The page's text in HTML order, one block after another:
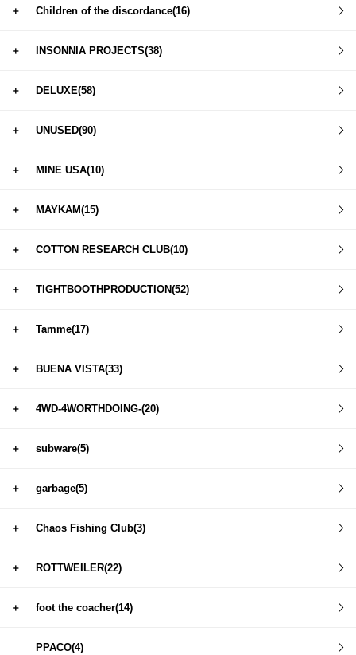
＋ Children of the discordance(16)
＋ INSONNIA PROJECTS(38)
＋ DELUXE(58)
＋ UNUSED(90)
＋ MINE USA(10)
＋ MAYKAM(15)
＋ COTTON RESEARCH CLUB(10)
＋ TIGHTBOOTHPRODUCTION(52)
＋ Tamme(17)
＋ BUENA VISTA(33)
＋ 4WD-4WORTHDOING-(20)
＋ subware(5)
＋ garbage(5)
＋ Chaos Fishing Club(3)
＋ ROTTWEILER(22)
＋ foot the coacher(14)
PPACO(4)